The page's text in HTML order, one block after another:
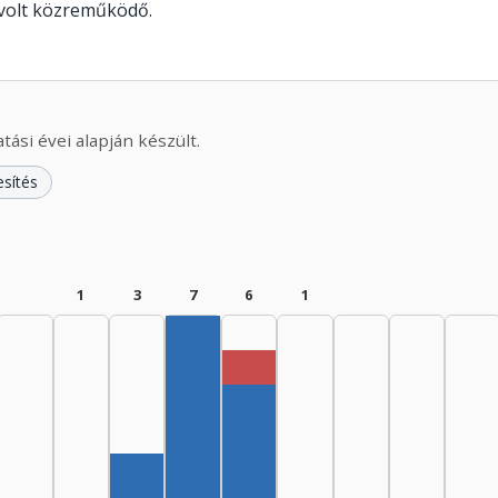
közreműködő.
évei alapján készült.
1 3 7 6
Rendező, 1975–1979: 1
1